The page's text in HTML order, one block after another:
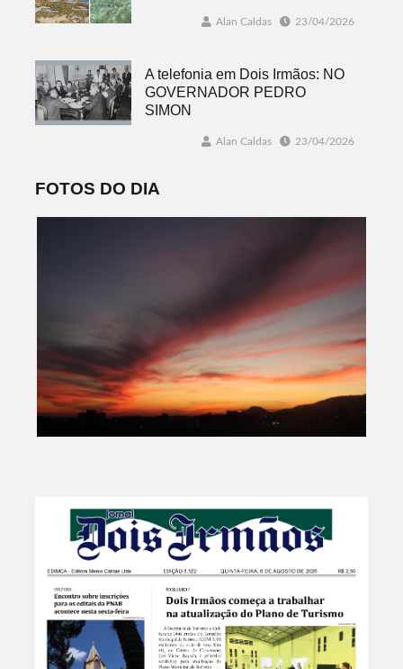
Alan Caldas 23/04/2026
A telefonia em Dois Irmãos: NO
GOVERNADOR PEDRO
SIMON
Alan Caldas 23/04/2026
FOTOS DO DIA